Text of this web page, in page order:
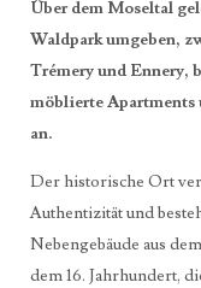
Über dem Moseltal
Waldpark umgeben,
Trémery und Ennery,
möblierte Apartments
an.
Der historische Ort
Authentizität und
Nebengebäude aus
dem 16. Jahrhundert,